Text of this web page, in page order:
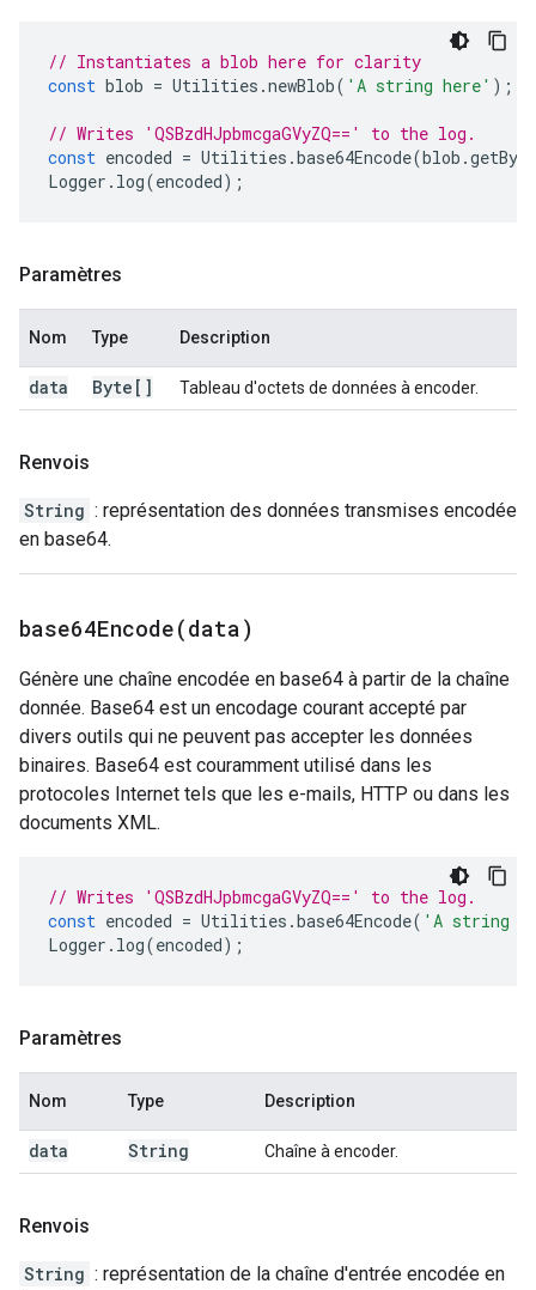
// Instantiates a blob here for clarity
const blob = Utilities .newBlob( 'A string here' );
// Writes 'QSBzdHJpbmcgaGVyZQ==' to the log.
const encoded = Utilities .base64Encode(blob .
Logger . log(encoded);
Paramètres
Nom Type Description
data Byte[] Tableau d'octets de données à encoder.
Renvois
String : représentation des données transmises encodée
en base64.
base64Encode(data)
Génère une chaîne encodée en base64 à partir de la chaîne
donnée. Base64 est un encodage courant accepté par
divers outils qui ne peuvent pas accepter les données
binaires. Base64 est couramment utilisé dans les
protocoles Internet tels que les e-mails, HTTP ou dans les
documents XML.
// Writes 'QSBzdHJpbmcgaGVyZQ==' to the log.
const encoded = Utilities .base64Encode( 'A string
Logger . log(encoded);
Paramètres
Nom Type Description
data String Chaîne à encoder.
Renvois
String : représentation de la chaîne d'entrée encodée en